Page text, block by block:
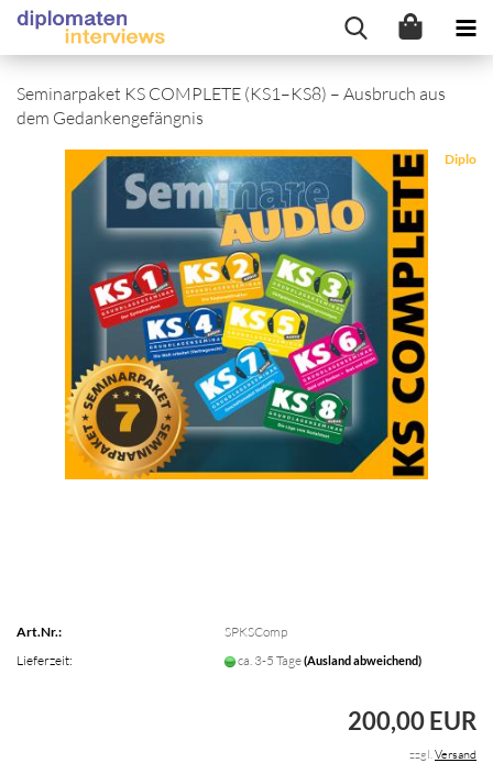
Seminarpaket KS COMPLETE (KS1–KS8) – Ausbruch aus
dem Gedankengefängnis
Diplo
Art.Nr.:
SPKSComp
Lieferzeit:
ca. 3-5 Tage(Ausland abweichend)
200,00 EUR
zzgl.Versand